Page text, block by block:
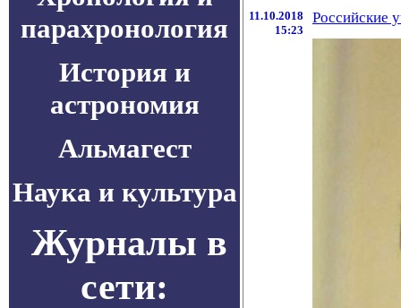
парахронология
История и
астрономия
Альмагест
Наука и культура
Журналы в
сети:
11.10.2018
15:23
Российские